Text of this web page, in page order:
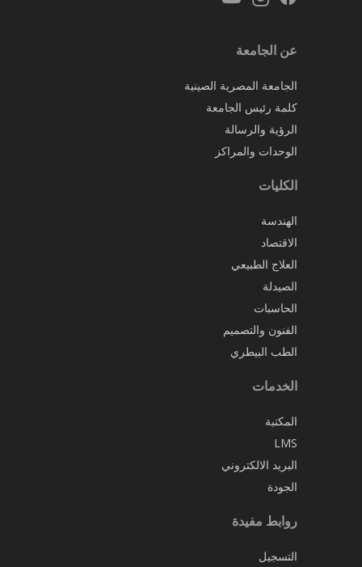
عن الجامعة
الجامعة المصرية الصينية
كلمة رئيس الجامعة
الرؤية والرسالة
الوحدات والمراكز
الكليات
الهندسة
الاقتصاد
العلاج الطبيعي
الصيدلة
الحاسبات
الفنون والتصميم
الطب البيطري
الخدمات
المكتبة
LMS
البريد الالكتروني
الجودة
روابط مفيدة
التسجيل